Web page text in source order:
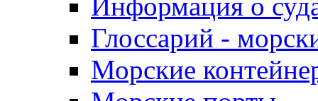
Глоссарий -
Морские